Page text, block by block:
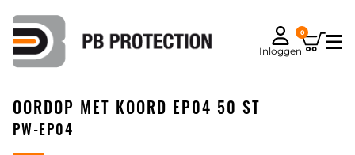
Inloggen
0
OORDOP MET KOORD EP04 50 ST
PW-EP04